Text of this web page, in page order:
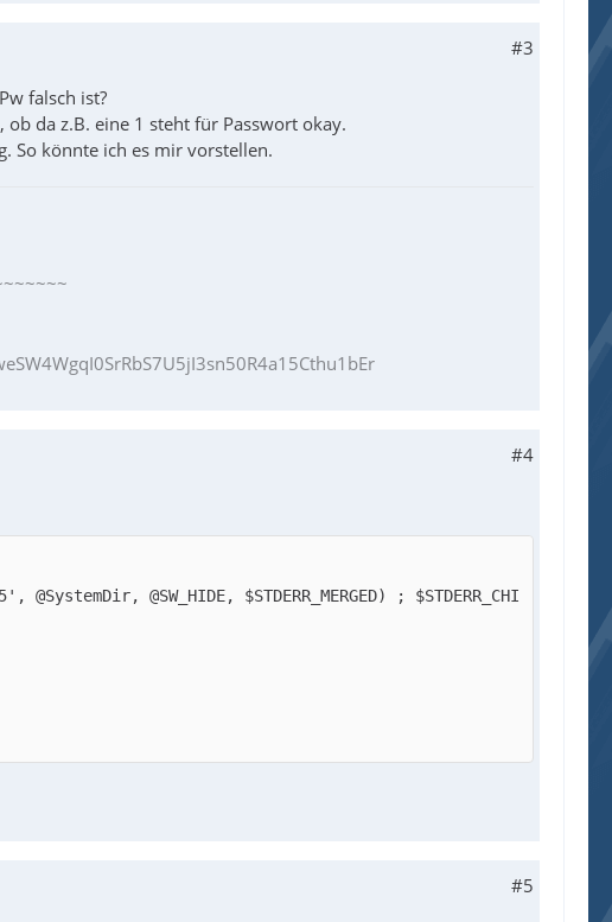
#3
falsch ist?
da z.B. eine 1 steht für Passwort okay.
So könnte ich es mir vorstellen.
#4
@SW_HIDE, $STDERR_MERGED) ; $STDERR_CHI
#5